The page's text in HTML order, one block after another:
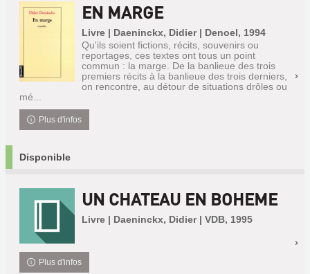
EN MARGE
Livre | Daeninckx, Didier | Denoel, 1994
Qu'ils soient fictions, récits, souvenirs ou
reportages, ces textes ont tous un point
commun : la marge. De la banlieue des trois
premiers récits à la banlieue des trois derniers,
on rencontre, au détour de situations drôles ou
mé...
Plus d'infos
Disponible
UN CHATEAU EN BOHEME
Livre | Daeninckx, Didier | VDB, 1995
Plus d'infos